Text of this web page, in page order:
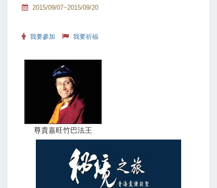
2015/09/07~2015/09/20
我要參加 我要祈福
尊貴嘉旺竹巴法王